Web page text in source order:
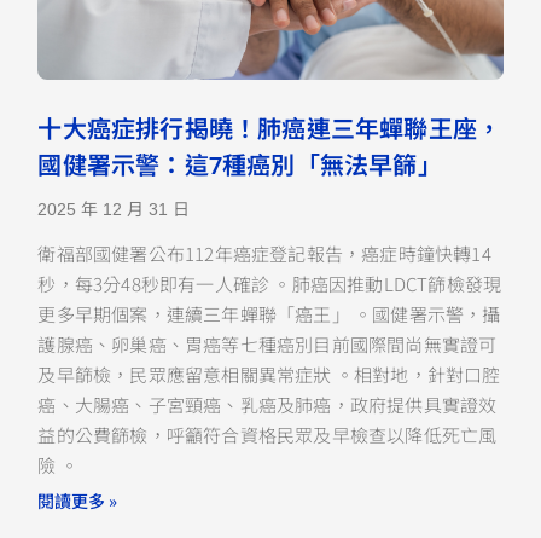
十大癌症排行揭曉！肺癌連三年蟬聯王座，
國健署示警：這7種癌別「無法早篩」
2025 年 12 月 31 日
衛福部國健署公布112年癌症登記報告，癌症時鐘快轉14
秒，每3分48秒即有一人確診 。肺癌因推動LDCT篩檢發現
更多早期個案，連續三年蟬聯「癌王」 。國健署示警，攝
護腺癌、卵巢癌、胃癌等七種癌別目前國際間尚無實證可
及早篩檢，民眾應留意相關異常症狀 。相對地，針對口腔
癌、大腸癌、子宮頸癌、乳癌及肺癌，政府提供具實證效
益的公費篩檢，呼籲符合資格民眾及早檢查以降低死亡風
險 。
閱讀更多 »